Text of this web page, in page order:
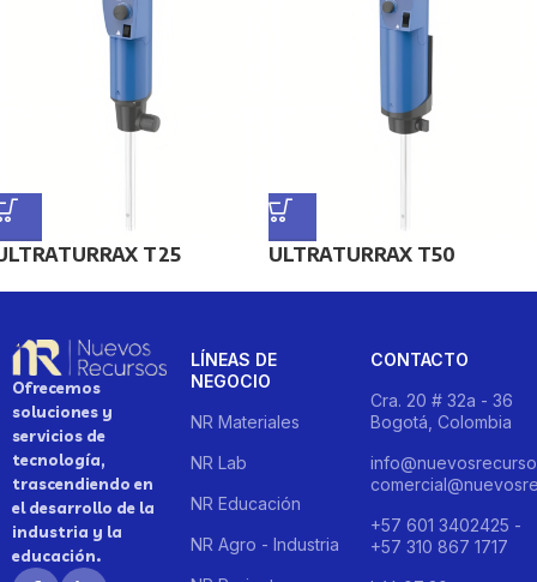
T25 ULTRATURRAX T50
Ofrecemos
soluciones y
servicios de
tecnología,
trascendiendo en
el desarrollo de la
industria y la
educación.
LÍNEAS DE
NEGOCIO
NR Materiales
NR Lab
NR Educación
NR Agro - Industria
CONTACTO
Cra. 20 # 32a - 36
Bogotá, Colombia
+57 601 3402425 -
+57 310 867 1717